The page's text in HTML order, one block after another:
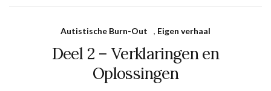
Autistische Burn-Out , Eigen verhaal
Deel 2 – Verklaringen en
Oplossingen